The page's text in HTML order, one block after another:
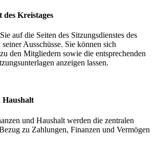
des Kreistages
auf die Seiten des Sitzungsdienstes des
Ausschüsse. Sie können sich
den Mitgliedern sowie die entsprechenden
anzeigen lassen.
Haushalt
und Haushalt werden die zentralen
zu Zahlungen, Finanzen und Vermögen